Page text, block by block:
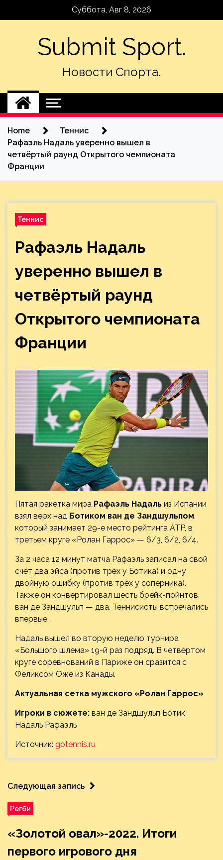
Суббота, Авг 8, 2026
Submit Sport.
Новости Спорта.
Home
Теннис
Рафаэль Надаль уверенно вышел в
четвёртый раунд Открытого чемпионата
Франции
Теннис
Рафаэль Надаль
уверенно вышел в
четвёртый раунд
Открытого чемпионата
Франции
Пятая ракетка мира Рафаэль Надаль из Испании
взял верх над Ботиком ван де Зандшульпом
который занимает 29-е место рейтинга ATP, в
третьем круге «Ролан Гаррос» — 6/3, 6/2, 6/4.
За 2 часа 12 минут матча Рафаэль записал на свой
счёт два эйса (против трёх у Ботика) и одну
двойную ошибку (против трёх у соперника).
Также он конвертировал шесть брейк-пойнтов,
ван де Зандшульп — два. Теннисисты встречались
впервые.
Надаль вышел во вторую неделю турнира
«Большого шлема» 19-й раз подряд. В четвёртом
круге соревнований в Париже он сразится с
Феликсом Оже из Канады.
Актуальная сетка мужского «Ролан Гаррос»
Игроки в сюжете: ван де Зандшульп Ботик
Надаль Рафаэль
Источник: gotennis.ru
Следующая запись
Регби
«Золотой овал»-2022. Итоги
первого игрового дня